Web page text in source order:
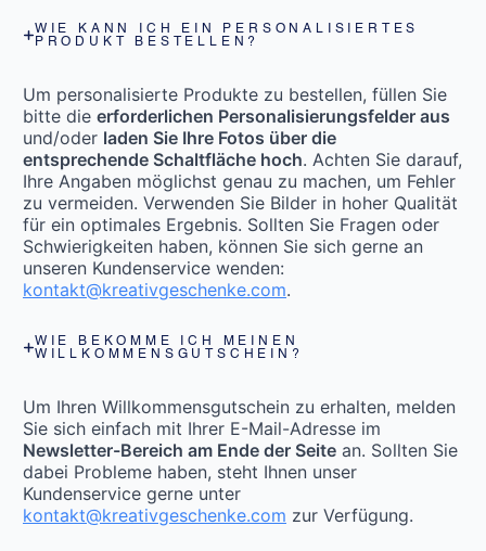
WIE KANN ICH EIN PERSONALISIERTES
PRODUKT BESTELLEN?
Um personalisierte Produkte zu bestellen, füllen Sie
bitte die erforderlichen Personalisierungsfelder aus
und/oder laden Sie Ihre Fotos über die
entsprechende Schaltfläche hoch. Achten Sie darauf,
Ihre Angaben möglichst genau zu machen, um Fehler
zu vermeiden. Verwenden Sie Bilder in hoher Qualität
für ein optimales Ergebnis. Sollten Sie Fragen oder
Schwierigkeiten haben, können Sie sich gerne an
unseren Kundenservice wenden:
kontakt@kreativgeschenke.com.
WIE BEKOMME ICH MEINEN
WILLKOMMENSGUTSCHEIN?
Um Ihren Willkommensgutschein zu erhalten, melden
Sie sich einfach mit Ihrer E-Mail-Adresse im
Newsletter-Bereich am Ende der Seite an. Sollten Sie
dabei Probleme haben, steht Ihnen unser
Kundenservice gerne unter
kontakt@kreativgeschenke.com zur Verfügung.